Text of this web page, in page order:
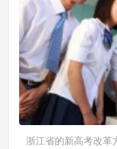
浙江省的新高考改革